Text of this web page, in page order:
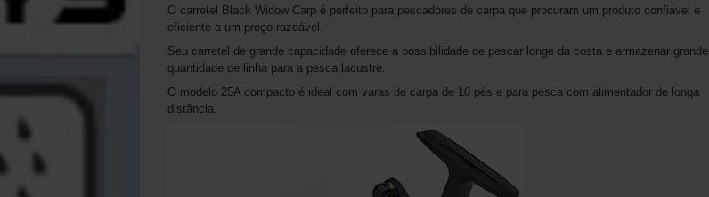
O carretel Black Widow Carp é perfeito para pescadores de carpa que procuram um produto confiável e
eficiente a um preço razoável.
Seu carretel de grande capacidade oferece a possibilidade de pescar longe da costa e armazenar grande
quantidade de linha para a pesca lacustre.
O modelo 25A compacto é ideal com varas de carpa de 10 pés e para pesca com alimentador de longa
distância.